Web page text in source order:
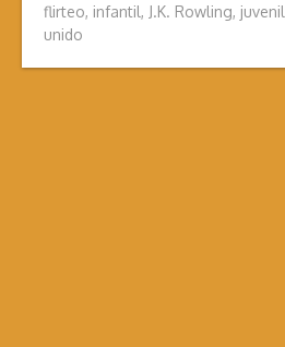
flirteo, infantil, J.K. Rowling, juvenil
unido